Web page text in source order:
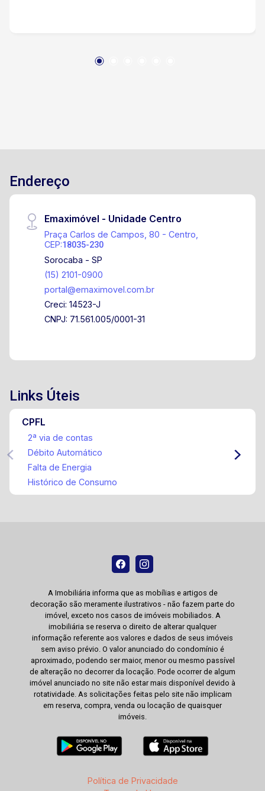
Avenida Pereira da Silva 3 minutos da Avenida
Endereço
Emaximóvel - Unidade Centro
Praça Carlos de Campos, 80 - Centro,
CEP:18035-230
Sorocaba - SP
(15) 2101-0900
portal@emaximovel.com.br
Creci: 14523-J
CNPJ: 71.561.005/0001-31
Links Úteis
CPFL
2ª via de contas
Débito Automático
Falta de Energia
Histórico de Consumo
A Imobiliária informa que as mobílias e artigos de
decoração são meramente ilustrativos - não fazem parte do
imóvel, exceto nos casos de imóveis mobiliados. A
imobiliária se reserva o direito de alterar qualquer
informação referente aos valores e dados de seus imóveis
sem aviso prévio. O valor anunciado do condomínio é
aproximado, podendo ser maior, menor ou mesmo passível
de alteração no decorrer da locação. Pode ocorrer de algum
imóvel anunciado no site não estar mais disponível devido à
rotatividade. As solicitações feitas pelo site não implicam
em reserva, compra, venda ou locação de quaisquer
imóveis.
Política de Privacidade